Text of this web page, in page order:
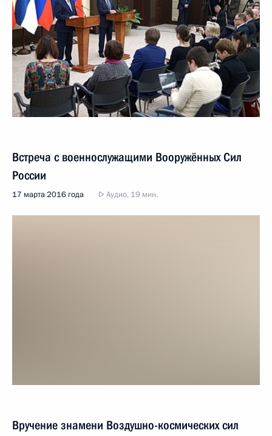
Встреча с военнослужащими Вооружённых Сил
России
17 марта 2016 года Аудио, 19 мин.
Вручение знамени Воздушно-космических сил